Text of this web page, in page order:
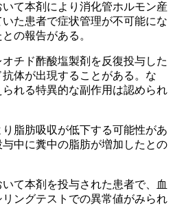
て本剤により消化管ホルモン産
た患者で症状管理が不可能にな
の報告がある。
チド酢酸塩製剤を反復投与した
体が出現することがある。な
れる特異的な副作用は認められ
脂肪吸収が低下する可能性があ
中に糞中の脂肪が増加したとの
て本剤を投与された患者で、血
ングテストでの異常値がみられ